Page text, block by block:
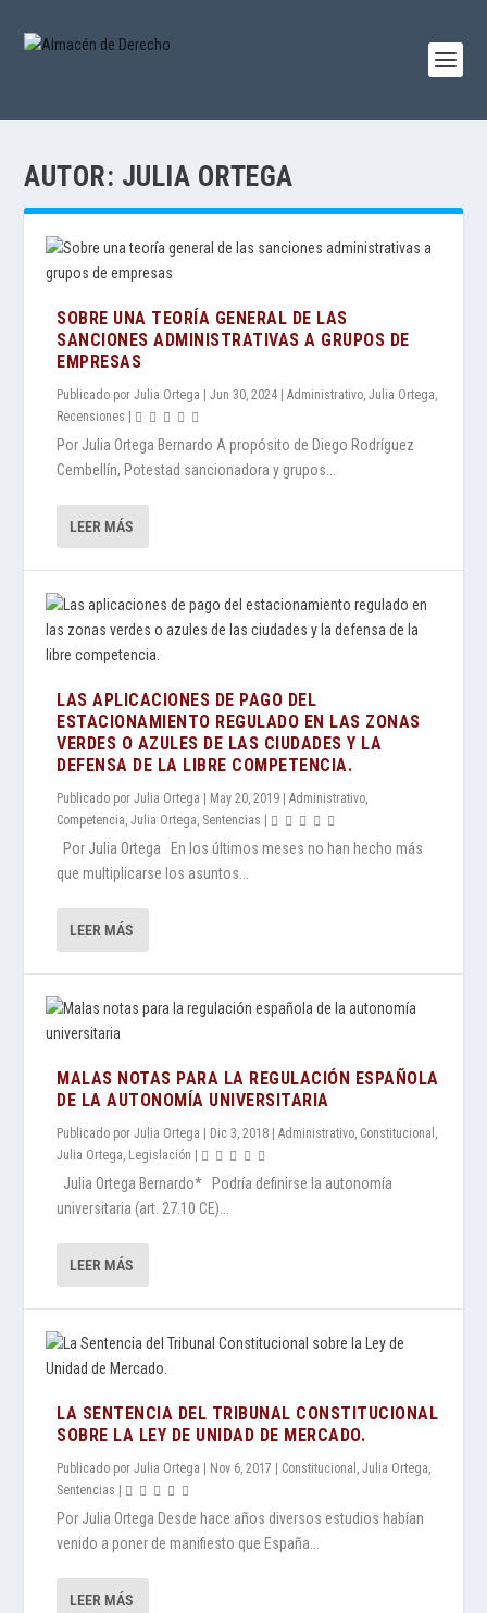
AUTOR: JULIA ORTEGA
SOBRE UNA TEORÍA GENERAL DE LAS
SANCIONES ADMINISTRATIVAS A GRUPOS DE
EMPRESAS
Publicado porJulia Ortega |Jun 30, 2024 |Administrativo,Julia Ortega,
Recensiones
Por Julia Ortega Bernardo A propósito de Diego Rodríguez
Cembellín, Potestad sancionadora y grupos...
LEER MÁS
LAS APLICACIONES DE PAGO DEL
ESTACIONAMIENTO REGULADO EN LAS ZONAS
VERDES O AZULES DE LAS CIUDADES Y LA
DEFENSA DE LA LIBRE COMPETENCIA.
Publicado porJulia Ortega May 20, 2019 |Administrativo,
Competencia,Julia Ortega, Sentencias
Por Julia Ortega En los últimos meses no han hecho más
que multiplicarse los asuntos...
LEER MÁS
MALAS NOTAS PARA LA REGULACIÓN ESPAÑOLA
DE LA AUTONOMÍA UNIVERSITARIA
Publicado porJulia Ortega Dic 3, 2018 |Administrativo, Constitucional ,
Julia Ortega, Legislación
Julia Ortega Bernardo* Podría definirse la autonomía
universitaria (art. 27.10 CE)...
LEER MÁS
LA SENTENCIA DEL TRIBUNAL CONSTITUCIONAL
SOBRE LA LEY DE UNIDAD DE MERCADO.
Publicado porJulia Ortega Nov 6, 2017 Constitucional ,Julia Ortega,
Sentencias
Por Julia Ortega Desde hace años diversos estudios habían
venido a poner de manifiesto que España...
LEER MÁS